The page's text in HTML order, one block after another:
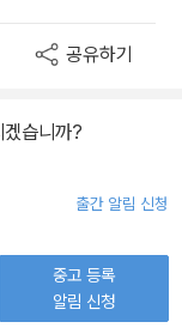
공유하기
습니까?
출간 알림 신청
중고 등록
알림 신청